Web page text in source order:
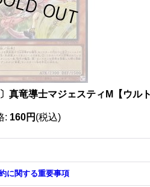
〕真竜導士マジェスティM【ウル
: 160円 (税込)
に関する重要事項